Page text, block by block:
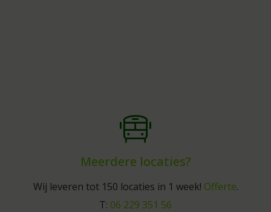
Meerdere locaties?
Wij leveren tot 150 locaties in 1 week! Offerte.
T: 06 229 351 56